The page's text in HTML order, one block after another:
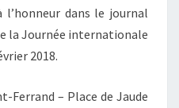
l’honneur dans le journal
la Journée internationale
2018.
Ferrand – Place de Jaude